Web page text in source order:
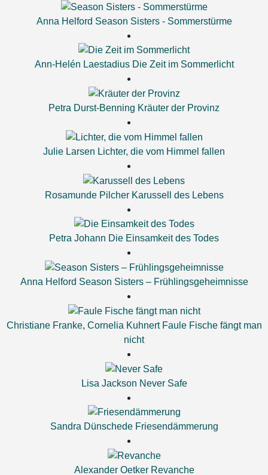
Anna Helford Season Sisters - Sommerstürme
Ann-Helén Laestadius Die Zeit im Sommerlicht
Petra Durst-Benning Kräuter der Provinz
Julie Larsen Lichter, die vom Himmel fallen
Rosamunde Pilcher Karussell des Lebens
Petra Johann Die Einsamkeit des Todes
Anna Helford Season Sisters – Frühlingsgeheimnisse
Christiane Franke, Cornelia Kuhnert Faule Fische fängt man
nicht
Lisa Jackson Never Safe
Sandra Dünschede Friesendämmerung
Alexander Oetker Revanche